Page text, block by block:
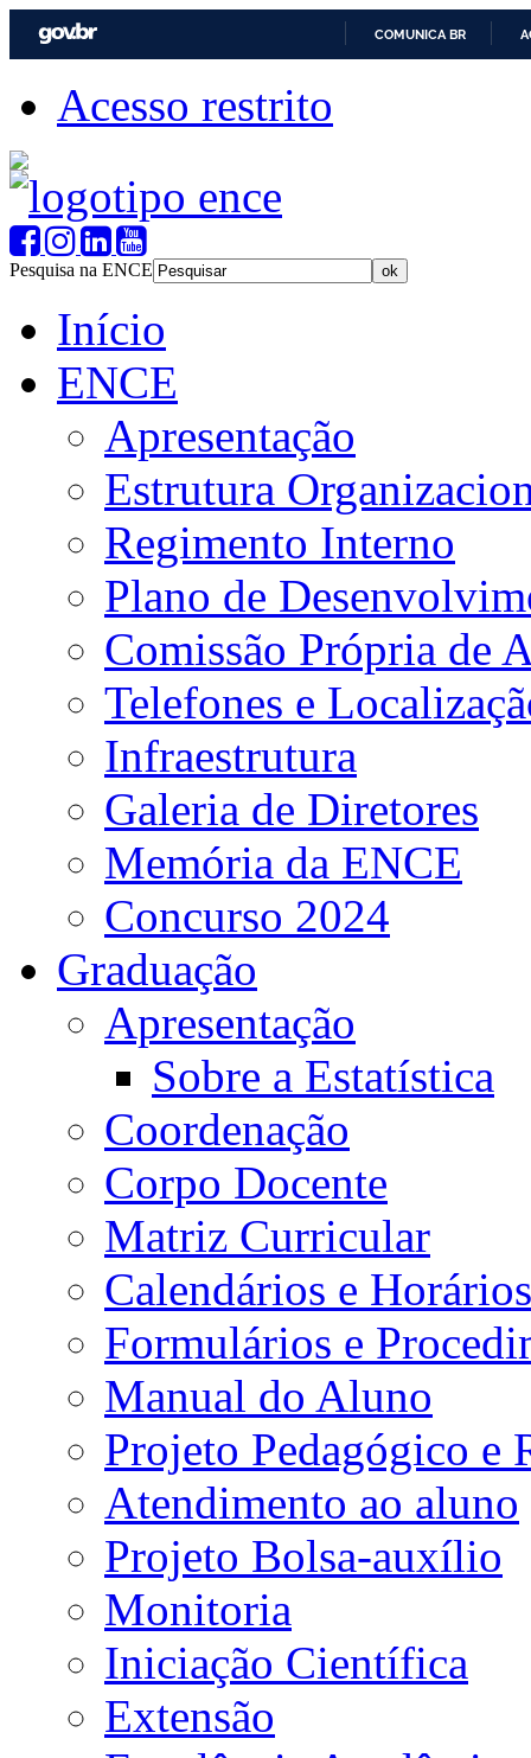
COMUNICA BR
Acesso restrito
Pesquisa na ENCE
Início
ENCE
Apresentação
Estrutura
Regimento Interno
Plano de
Comissão Própria de
Telefones e
Infraestrutura
Galeria de Diretores
Memória da ENCE
Concurso 2024
Graduação
Apresentação
Sobre a Estatística
Coordenação
Corpo Docente
Matriz Curricular
Calendários e Horários
Formulários e
Manual do Aluno
Projeto Pedagógico e
Atendimento ao aluno
Projeto Bolsa-auxílio
Monitoria
Iniciação Científica
Extensão